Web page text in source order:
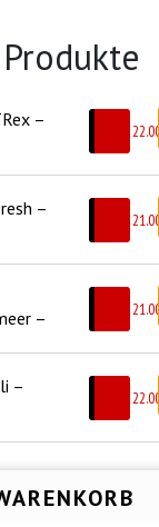
–
22.00
–
21.00
–
21.00
–
22.00